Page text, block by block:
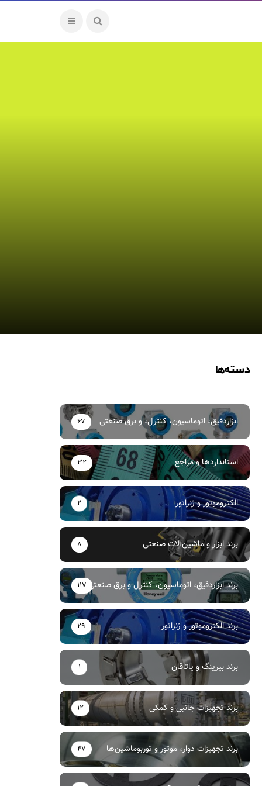
دسته‌ها
ابزاردقیق، اتوماسیون، کنترل، و برق صنعتی 67
استانداردها و مراجع 32
الکتروموتور و ژنراتور 2
برند ابزار و ماشین‌آلات صنعتی 8
برند ابزاردقیق، اتوماسیون، کنترل و برق صنعتی 117
برند الکتروموتور و ژنراتور 29
برند بیرینگ و یاتاقان 1
برند تجهیزات جانبی و کمکی 12
برند تجهیزات دوار، موتور و توربوماشین‌ها 47